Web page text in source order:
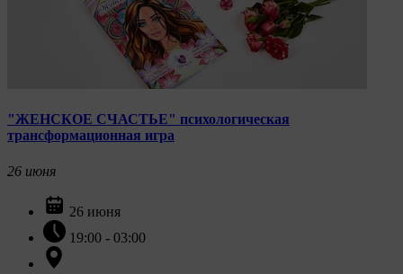
"ЖЕНСКОЕ СЧАСТЬЕ" психологическая
трансформационная игра
26 июня
26 июня
19:00 - 03:00